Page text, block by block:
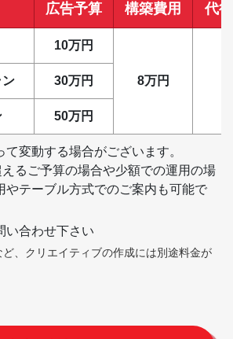
広告予算 構築費用 代
10万円
8万円
ン 30万円
50万円
変動する場合がございます。
るご予算の場合や少額での運用の場
やテーブル方式でのご案内も可能で
い合わせ下さい
、クリエイティブの作成には別途料金が